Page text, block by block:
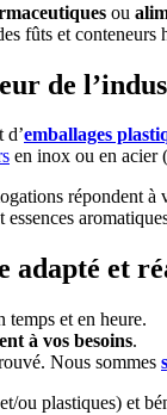
ou
fûts et
de
d’emballages
en inox ou en
répondent
adapté et
temps et en heure.
à vos besoins.
Nous sommes
ou plastiques) et